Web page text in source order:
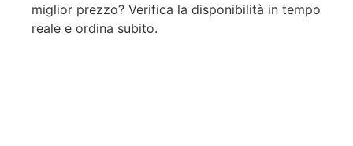
miglior prezzo? Verifica la disponibilità in tempo
reale e ordina subito.